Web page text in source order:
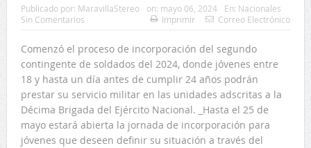
Publicado por: MaravillaStereo on: mayo 06, 2024 En: Nacionales
Sin Comentarios
Imprimir Correo Electrónico
Comenzó el proceso de incorporación del segundo
contingente de soldados del 2024, donde jóvenes entre
18 y hasta un día antes de cumplir 24 años podrán
prestar su servicio militar en las unidades adscritas a la
Décima Brigada del Ejército Nacional. _Hasta el 25 de
mayo estará abierta la jornada de incorporación para
jóvenes que deseen definir su situación a través del